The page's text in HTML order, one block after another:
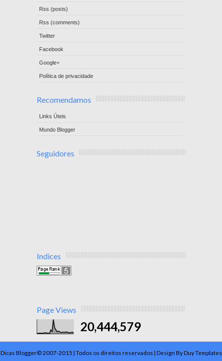
Rss (posts)
Rss (comments)
Twitter
Facebook
Google+
Política de privacidade
Recomendamos
Links Úteis
Mundo Blogger
Seguidores
Indices
Page Views
20,444,579
Dicas Blogger© 2007-2015 | Todos os direitos reservados | Design By Duy Templates